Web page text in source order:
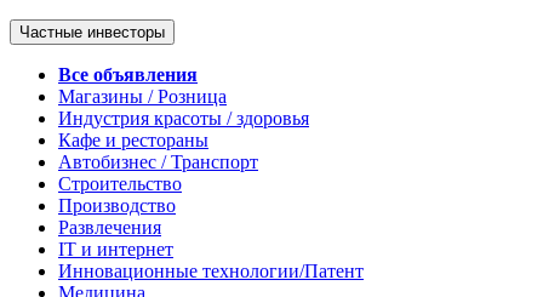
Частные инвесторы
Все объявления
Магазины / Розница
Индустрия красоты / здоровья
Кафе и рестораны
Автобизнес / Транспорт
Строительство
Производство
Развлечения
IT и интернет
Инновационные технологии/Патент
Медицина